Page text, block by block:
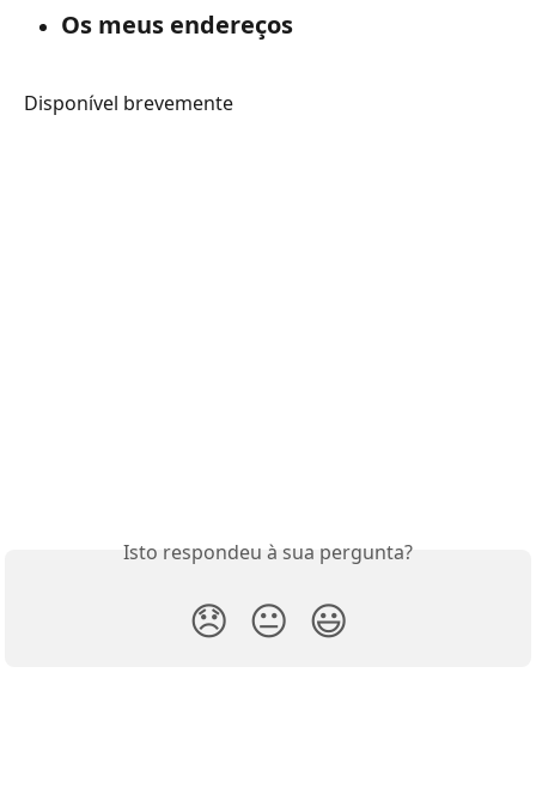
Os meus endereços
Disponível brevemente
Isto respondeu à sua pergunta?
😞 😐 😃